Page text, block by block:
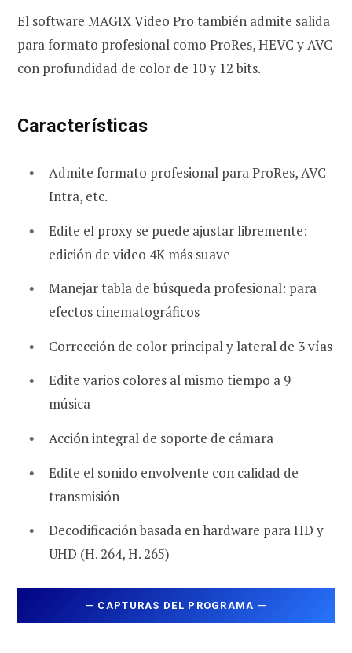
El software MAGIX Video Pro también admite salida
para formato profesional como ProRes, HEVC y AVC
con profundidad de color de 10 y 12 bits.
Características
Admite formato profesional para ProRes, AVC-
Intra, etc.
Edite el proxy se puede ajustar libremente:
edición de video 4K más suave
Manejar tabla de búsqueda profesional: para
efectos cinematográficos
Corrección de color principal y lateral de 3 vías
Edite varios colores al mismo tiempo a 9
música
Acción integral de soporte de cámara
Edite el sonido envolvente con calidad de
transmisión
Decodificación basada en hardware para HD y
UHD (H. 264, H. 265)
— CAPTURAS DEL PROGRAMA —